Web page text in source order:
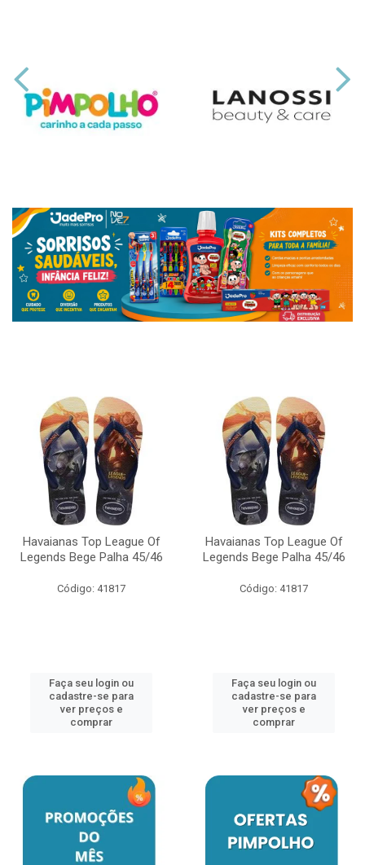
Havaianas Top League Of
Legends Bege Palha 45/46
Código: 41817
Faça seu login ou
cadastre-se para
ver preços e
comprar
Havaianas Top League Of
Legends Bege Palha 45/46
Código: 41817
Faça seu login ou
cadastre-se para
ver preços e
comprar